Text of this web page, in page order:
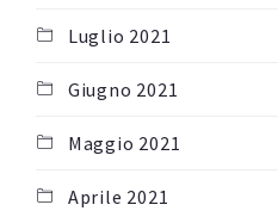
Luglio 2021
Giugno 2021
Maggio 2021
Aprile 2021